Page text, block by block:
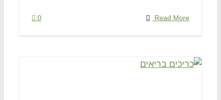
Read More